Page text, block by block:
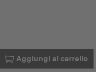
Aggiungi al carrello
Già nel tuo